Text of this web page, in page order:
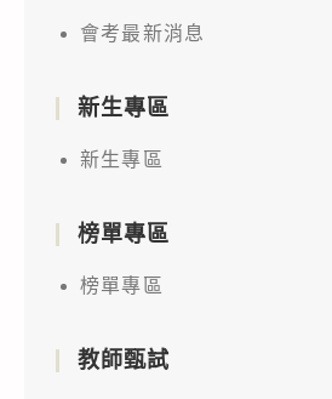
會考最新消息
新生專區
新生專區
榜單專區
榜單專區
教師甄試